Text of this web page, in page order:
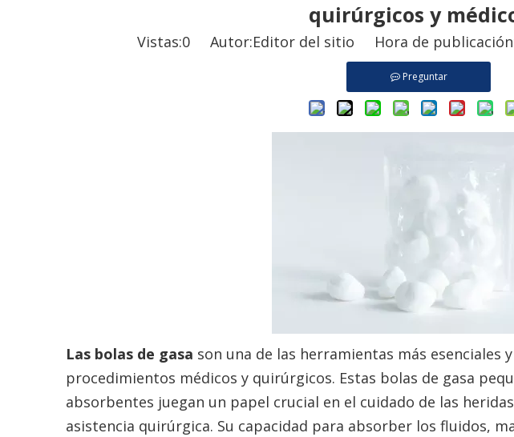
quirúrgicos y
Vistas:0 Autor:Editor del sitio Hora de
Preguntar
Las bolas de gasa son una de las herramientas más esenciales
procedimientos médicos y quirúrgicos. Estas bolas de gasa
absorbentes juegan un papel crucial en el cuidado de las
asistencia quirúrgica. Su capacidad para absorber los fluidos,